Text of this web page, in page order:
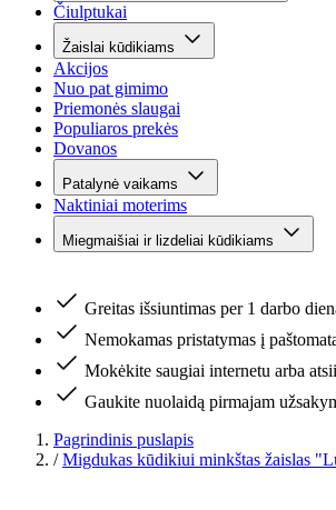
Čiulptukai
Žaislai kūdikiams
Akcijos
Nuo pat gimimo
Priemonės slaugai
Populiaros prekės
Dovanos
Patalynė vaikams
Naktiniai moterims
Miegmaišiai ir lizdeliai kūdikiams
Greitas išsiuntimas per 1 darbo
Nemokamas pristatymas į
Mokėkite saugiai internetu arba
Gaukite nuolaidą pirmajam
Pagrindinis puslapis
/ Migdukas kūdikiui minkštas žaislas